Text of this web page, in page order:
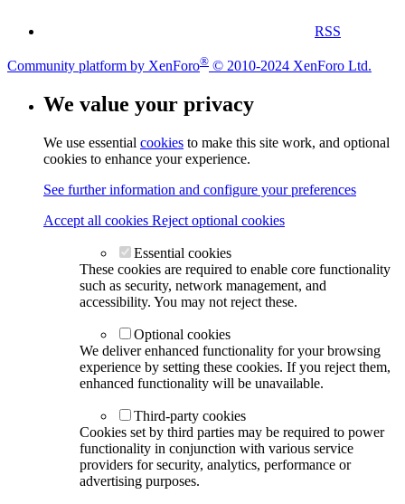
RSS
Community platform by XenForo® © 2010-2024 XenForo Ltd.
We value your privacy
We use essential cookies to make this site work, and optional
cookies to enhance your experience.
See further information and configure your preferences
Accept all cookies Reject optional cookies
Essential cookies
These cookies are required to enable core functionality
such as security, network management, and
accessibility. You may not reject these.
Optional cookies
We deliver enhanced functionality for your browsing
experience by setting these cookies. If you reject them,
enhanced functionality will be unavailable.
Third-party cookies
Cookies set by third parties may be required to power
functionality in conjunction with various service
providers for security, analytics, performance or
advertising purposes.